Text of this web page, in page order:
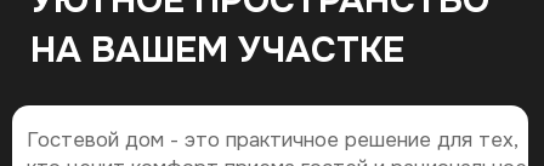
приватность основного дома. Мы проектируем
учтены все нюансы для приятного проживания.